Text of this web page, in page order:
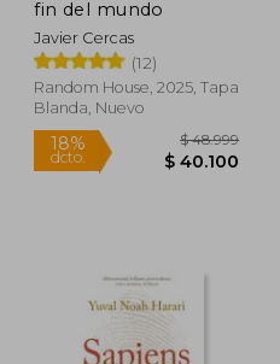
10%
dcto.
fin del mundo
Javier Cercas
(12)
Random House, 2025, Tapa
Blanda, Nuevo